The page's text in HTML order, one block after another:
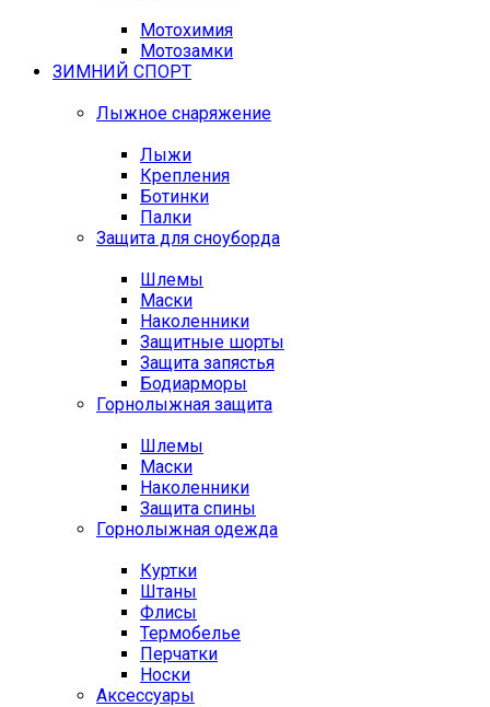
Мотохимия
Мотозамки
ЗИМНИЙ СПОРТ
Лыжное снаряжение
Лыжи
Крепления
Ботинки
Палки
Защита для сноуборда
Шлемы
Маски
Наколенники
Защитные шорты
Защита запястья
Бодиарморы
Горнолыжная защита
Шлемы
Маски
Наколенники
Защита спины
Горнолыжная одежда
Куртки
Штаны
Флисы
Термобелье
Перчатки
Носки
Аксессуары